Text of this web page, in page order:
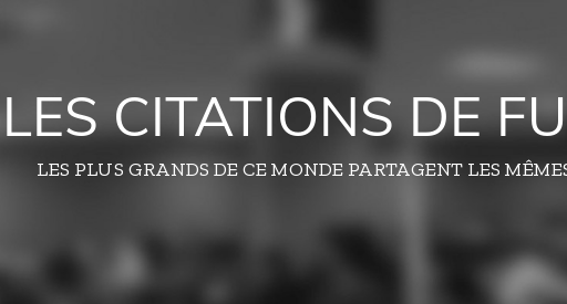
LES CITATIONS DE
LES PLUS GRANDS DE CE MONDE PARTAGENT LES